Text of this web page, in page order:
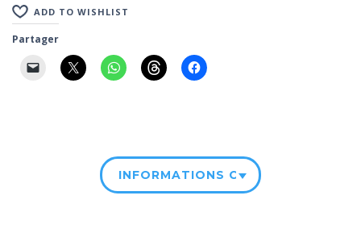
ADD TO WISHLIST
Partager
INFORMATIONS